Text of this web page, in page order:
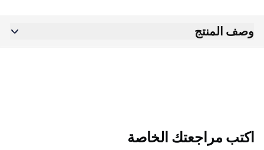
وصف المنتج
اكتب مراجعتك الخاصة